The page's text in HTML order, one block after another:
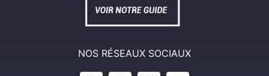
NOS RÉSEAUX SOCIAUX